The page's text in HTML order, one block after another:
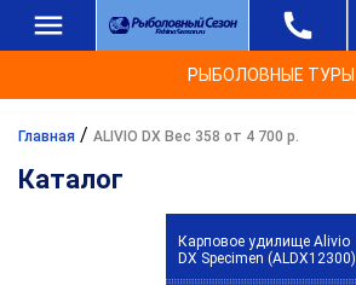
РЫБОЛОВНЫЕ ТУРЫ
Главная / ALIVIO DX Вес 358 от 4 700 р.
Каталог
Карповое удилище Alivio
DX Specimen (ALDX12300)